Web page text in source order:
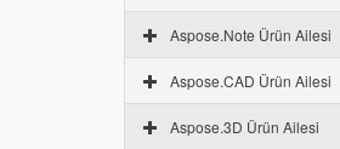
Aspose.Note Ürün Ailesi
Aspose.CAD Ürün Ailesi
Aspose.3D Ürün Ailesi